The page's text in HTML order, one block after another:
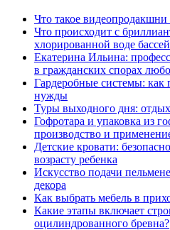
Что такое видеопродакшни
Что происходит с
хлорированной воде
Екатерина Ильина:
в гражданских спорах
Гардеробные системы: как
нужды
Туры выходного дня:
Гофротара и упаковка из
производство и
Детские кровати:
возрасту ребенка
Искусство подачи
декора
Как выбрать мебель в
Какие этапы включает
оцилиндрованного бревна?